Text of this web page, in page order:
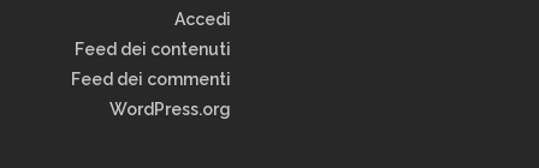
Accedi
Feed dei contenuti
Feed dei commenti
WordPress.org